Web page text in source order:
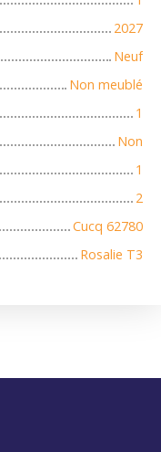
2027
Neuf
Non meublé
1
Non
1
2
Cucq 62780
Rosalie T3